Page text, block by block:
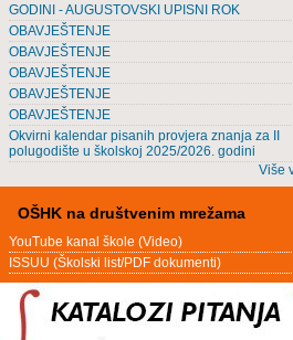
GODINI - AUGUSTOVSKI UPISNI ROK
OBAVJEŠTENJE
OBAVJEŠTENJE
OBAVJEŠTENJE
OBAVJEŠTENJE
OBAVJEŠTENJE
Okvirni kalendar pisanih provjera znanja za II
polugodište u školskoj 2025/2026. godini
Više
OŠHK na društvenim mrežama
YouTube kanal škole (Video)
ISSUU (Školski list/PDF dokumenti)